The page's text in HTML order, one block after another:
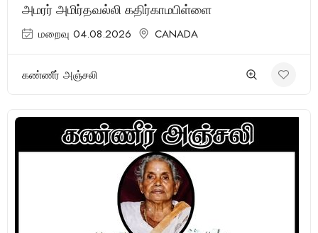
அமரர் அமிர்தவல்லி கதிர்காமபிள்ளை
மறைவு 04.08.2026 CANADA
கண்ணீர் அஞ்சலி